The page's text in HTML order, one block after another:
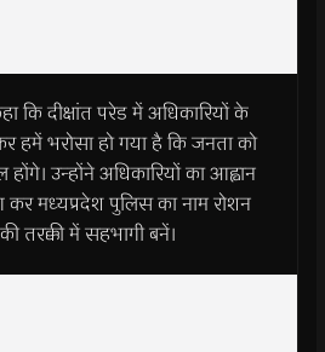
कि दीक्षांत परेड में अधिकारियों के
भरोसा हो गया है कि जनता को
उन्होंने अधिकारियों का आह्वान
कर मध्यप्रदेश पुलिस का नाम रोशन
तरक्की में सहभागी बनें।